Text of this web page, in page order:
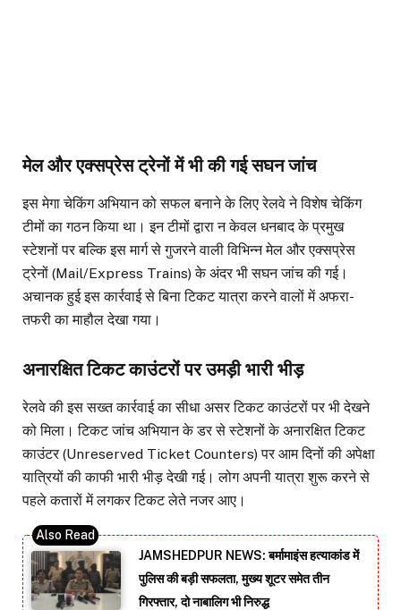
मेल और एक्सप्रेस ट्रेनों में भी की गई सघन जांच
इस मेगा चेकिंग अभियान को सफल बनाने के लिए रेलवे ने विशेष चेकिंग
टीमों का गठन किया था। इन टीमों द्वारा न केवल धनबाद के प्रमुख
स्टेशनों पर बल्कि इस मार्ग से गुजरने वाली विभिन्न मेल और एक्सप्रेस
ट्रेनों (Mail/Express Trains) के अंदर भी सघन जांच की गई।
अचानक हुई इस कार्रवाई से बिना टिकट यात्रा करने वालों में अफरा-
तफरी का माहौल देखा गया।
अनारक्षित टिकट काउंटरों पर उमड़ी भारी भीड़
रेलवे की इस सख्त कार्रवाई का सीधा असर टिकट काउंटरों पर भी देखने
को मिला। टिकट जांच अभियान के डर से स्टेशनों के अनारक्षित टिकट
काउंटर (Unreserved Ticket Counters) पर आम दिनों की अपेक्षा
यात्रियों की काफी भारी भीड़ देखी गई। लोग अपनी यात्रा शुरू करने से
पहले कतारों में लगकर टिकट लेते नजर आए।
JAMSHEDPUR NEWS: बर्मामाइंस हत्याकांड में
पुलिस की बड़ी सफलता, मुख्य शूटर समेत तीन
गिरफ्तार, दो नाबालिग भी निरुद्ध